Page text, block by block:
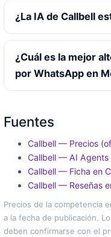
¿La IA de Callbell
¿Cuál es la mejor
por WhatsApp en
Fuentes
Callbell — Precios
Callbell — AI Agents
Callbell — Ficha en
Callbell — Reseñas
Precios de la competencia
a la fecha de publicación.
deben confirmarse con el